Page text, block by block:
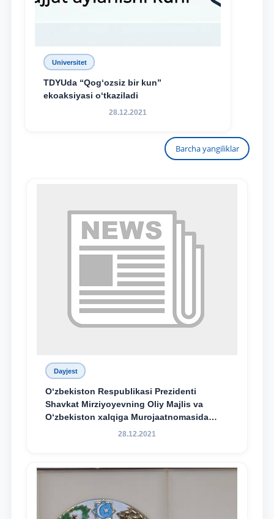
Universitet
TDYUda “Qog‘ozsiz bir kun”
ekoaksiyasi o‘tkaziladi
28.12.2021
Barcha yangiliklar
Dayjest
O‘zbekiston Respublikasi Prezidenti
Shavkat Mirziyoyevning Oliy Majlis va
O‘zbekiston xalqiga Murojaatnomasida
belgilangan vazifalar mazmun-mohiyatini
dayjesti
28.12.2021